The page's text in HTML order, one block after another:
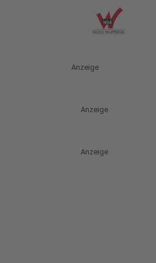
Anzeige
Anzeige
Anzeige